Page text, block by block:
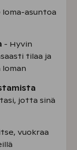
loma-asuntoa
- Hyvin
tilaa ja
jotta sinä
vuokraa